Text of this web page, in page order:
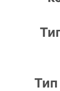
Тип